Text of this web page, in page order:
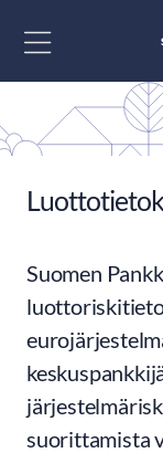
Suomen
suorittamista